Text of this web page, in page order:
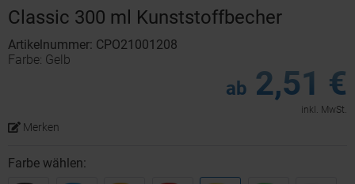
Classic 300 ml Kunststoffbecher
Artikelnummer: CPO21001208
Farbe: Gelb
ab 2,51 €
inkl. MwSt.
Merken
Farbe wählen: